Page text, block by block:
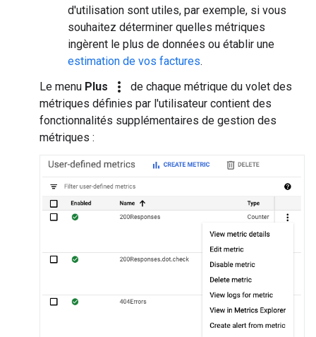
d'utilisation sont utiles, par exemple, si vous
souhaitez déterminer quelles métriques
ingèrent le plus de données ou établir une
estimation de vos factures.
Le menu Plus more_vert
de chaque métrique du volet des
métriques définies par l'utilisateur contient des
fonctionnalités supplémentaires de gestion des
métriques :